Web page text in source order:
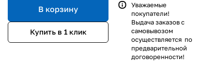
В корзину
Купить в 1 клик
Уважаемые
покупатели!
Выдача заказов с
самовывозом
осуществляется по
предварительной
договоренности!